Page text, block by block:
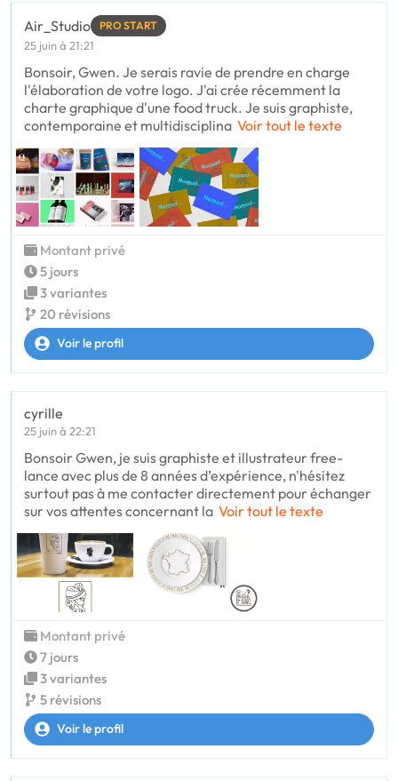
Air_Studio PRO START
25 juin à 21:21
Bonsoir, Gwen. Je serais ravie de prendre en charge
l'élaboration de votre logo. J'ai crée récemment la
charte graphique d'une food truck. Je suis graphiste,
contemporaine et multidisciplina Voir tout le texte
Montant privé
5 jours
3 variantes
20 révisions
Voir le profil
cyrille
25 juin à 22:21
Bonsoir Gwen, je suis graphiste et illustrateur free-
lance avec plus de 8 années d’expérience, n'hésitez
surtout pas à me contacter directement pour échanger
sur vos attentes concernant la Voir tout le texte
Montant privé
7 jours
3 variantes
5 révisions
Voir le profil